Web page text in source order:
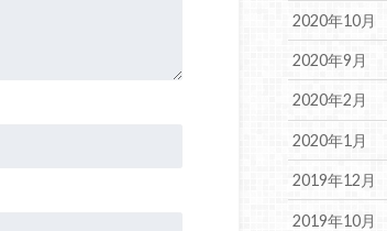
2020年10月
2020年9月
2020年2月
2020年1月
2019年12月
2019年10月